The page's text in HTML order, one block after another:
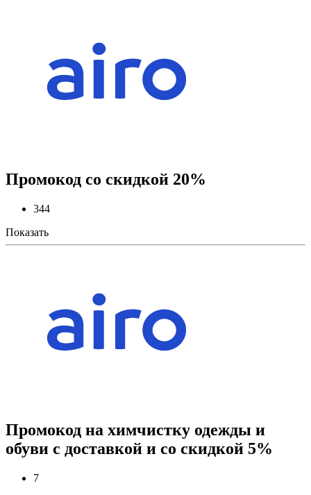
Промокод со скидкой 20%
344
Показать
Промокод на химчистку одежды и
обуви с доставкой и со скидкой 5%
7